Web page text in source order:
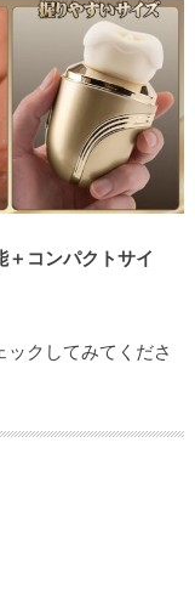
＋コンパクトサイ
ックしてみてくださ